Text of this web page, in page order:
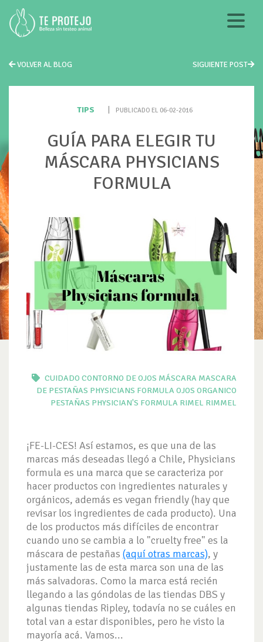
VOLVER AL BLOG SIGUIENTE POST
TIPS PUBLICADO EL 06-02-2016
GUÍA PARA ELEGIR TU
MÁSCARA PHYSICIANS
FORMULA
CUIDADO CONTORNO DE OJOS MÁSCARA MASCARA
DE PESTAÑAS PHYSICIANS FORMULA OJOS ORGANICO
PESTAÑAS PHYSICIAN'S FORMULA RIMEL RIMMEL
¡FE-LI-CES! Así estamos, es que una de las
marcas más deseadas llegó a Chile, Physicians
formula es una marca que se caracteriza por
hacer productos con ingredientes naturales y
orgánicos, además es vegan friendly (hay que
revisar los ingredientes de cada producto). Una
de los productos más difíciles de encontrar
cuando uno se cambia a lo "cruelty free" es la
máscara de pestañas (aquí otras marcas), y
justamente las de esta marca son una de las
más salvadoras. Como la marca está recién
llegando a las góndolas de las tiendas DBS y
algunas tiendas Ripley, todavía no se cuáles en
total van a estar disponibles, pero he visto la
mayoría acá. Vamos...